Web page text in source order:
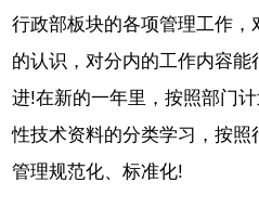
行政部板块的各项管理工作
的认识，对分内的工作内容
进!在新的一年里，按照部门
性技术资料的分类学习，按照
管理规范化、标准化!